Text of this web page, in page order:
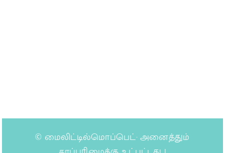
© மைலிட்டில்மொப்பெட்· அனைத்தும்